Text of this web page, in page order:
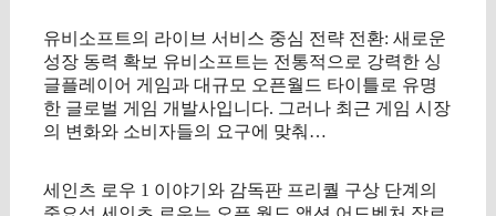
유비소프트의 라이브 서비스 중심 전략 전환: 새로운
성장 동력 확보 유비소프트는 전통적으로 강력한 싱
글플레이어 게임과 대규모 오픈월드 타이틀로 유명
한 글로벌 게임 개발사입니다. 그러나 최근 게임 시장
의 변화와 소비자들의 요구에 맞춰…
세인츠 로우 1 이야기와 감독판 프리퀄 구상 단계의